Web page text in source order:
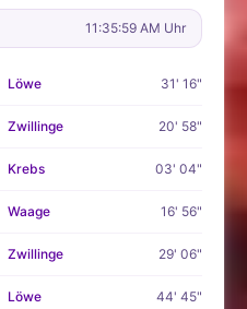
11:36:01 AM Uhr
Löwe 31' 16"
Zwillinge 20' 58"
Krebs 03' 04"
Waage 16' 56"
Zwillinge 29' 06"
Löwe 44' 45"